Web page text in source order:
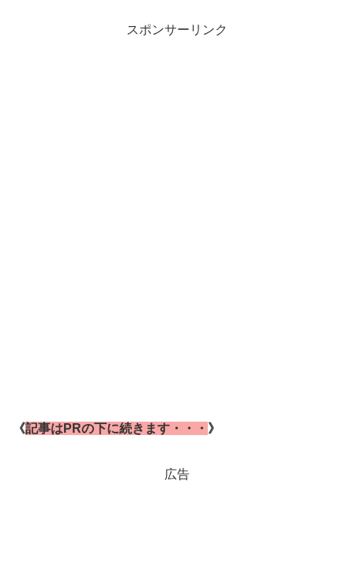
スポンサーリンク
《記事はPRの下に続きます・・・ 》
広告